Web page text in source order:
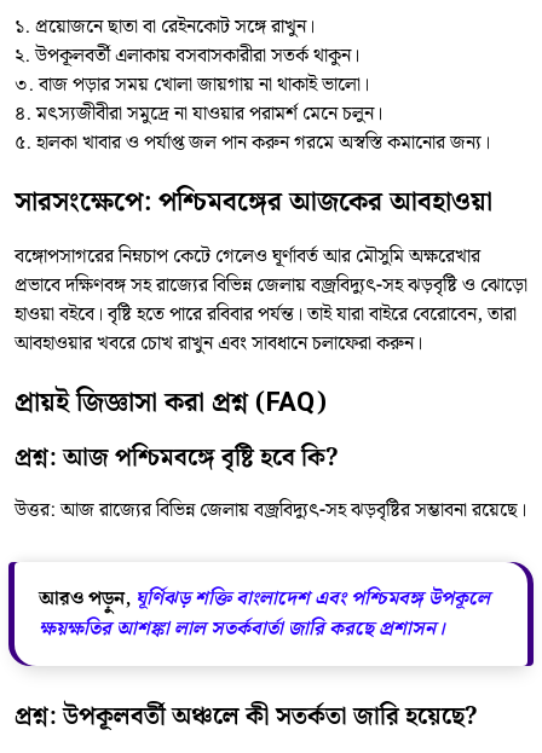
১. প্রয়োজনে ছাতা বা রেইনকোট সঙ্গে রাখুন।
২. উপকূলবর্তী এলাকায় বসবাসকারীরা সতর্ক থাকুন।
৩. বাজ পড়ার সময় খোলা জায়গায় না থাকাই ভালো।
৪. মৎস্যজীবীরা সমুদ্রে না যাওয়ার পরামর্শ মেনে চলুন।
৫. হালকা খাবার ও পর্যাপ্ত জল পান করুন গরমে অস্বস্তি কমানোর জন্য।
সারসংক্ষেপে: পশ্চিমবঙ্গের আজকের আবহাওয়া
বঙ্গোপসাগরের নিম্নচাপ কেটে গেলেও ঘূর্ণাবর্ত আর মৌসুমি অক্ষরেখার
প্রভাবে দক্ষিণবঙ্গ সহ রাজ্যের বিভিন্ন জেলায় বজ্রবিদ্যুৎ-সহ ঝড়বৃষ্টি ও ঝোড়ো
হাওয়া বইবে। বৃষ্টি হতে পারে রবিবার পর্যন্ত। তাই যারা বাইরে বেরোবেন, তারা
আবহাওয়ার খবরে চোখ রাখুন এবং সাবধানে চলাফেরা করুন।
প্রায়ই জিজ্ঞাসা করা প্রশ্ন (FAQ)
প্রশ্ন: আজ পশ্চিমবঙ্গে বৃষ্টি হবে কি?
উত্তর: আজ রাজ্যের বিভিন্ন জেলায় বজ্রবিদ্যুৎ-সহ ঝড়বৃষ্টির সম্ভাবনা রয়েছে।
আরও পড়ুন, ঘূর্ণিঝড় শক্তি বাংলাদেশ এবং পশ্চিমবঙ্গ উপকূলে
ক্ষয়ক্ষতির আশঙ্কা লাল সতর্কবার্তা জারি করছে প্রশাসন।
প্রশ্ন: উপকূলবর্তী অঞ্চলে কী সতর্কতা জারি হয়েছে?